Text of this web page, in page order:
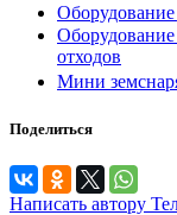
отходов
Мини
Поделиться
Написать автору